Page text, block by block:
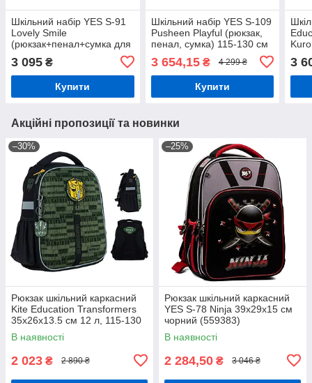
Шкільний набір YES S-91
Lovely Smile
(рюкзак+пенал+сумка для
змінного взуття) 38х29х13
см, 14 л, чорний (559390)
3 095 ₴
Купити
Шкільний набір YES S-109
Pusheen Playful (рюкзак,
пенал, сумка) 115-130 см
3 654,15₴ 4 299 ₴
Купити
145
3
Акційні пропозиції та новинки
–30%
Рюкзак шкільний каркасний
Kite Education Transformers
35x26x13.5 см 12 л, 115-130
см (TF24-555S)
В наявності
2 023 ₴ 2 890 ₴
–25%
Рюкзак шкільний каркасний
YES S-78 Ninja 39х29х15 см
чорний (559383)
В наявності
2 284,50 ₴ 3 046 ₴